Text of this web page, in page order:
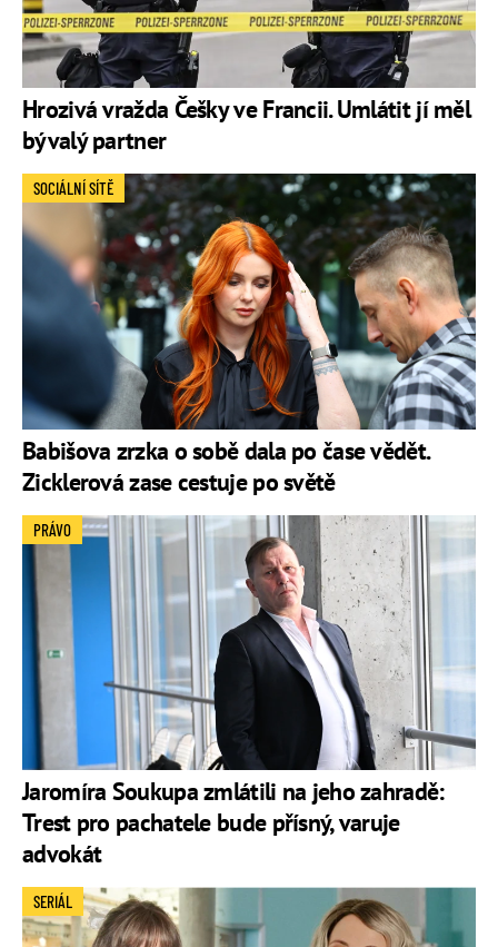
Hrozivá vražda Češky ve Francii. Umlátit jí měl
bývalý partner
Babišova zrzka o sobě dala po čase vědět.
Zicklerová zase cestuje po světě
SOCIÁLNÍ SÍTĚ
Jaromíra Soukupa zmlátili na jeho zahradě:
Trest pro pachatele bude přísný, varuje
advokát
PRÁVO
SERIÁL